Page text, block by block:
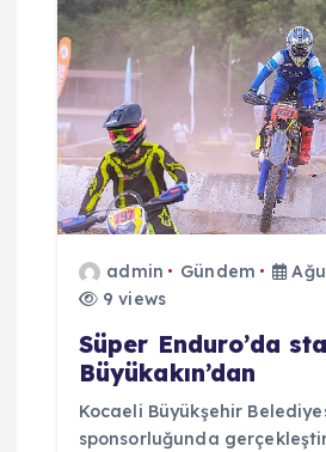
n
m
e
admin Gündem
9 views
Süper Enduro’da
Büyükakın’dan
Kocaeli Büyükşehir
sponsorluğunda